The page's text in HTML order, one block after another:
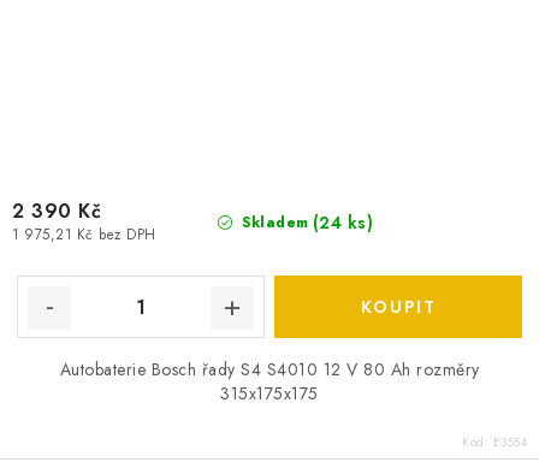
Skladem (24 ks)
1 975,21 Kč bez DPH
2 390 Kč
Autobaterie Bosch řady S4 S4010 12 V 80 Ah rozměry
315x175x175
Kód: E3554